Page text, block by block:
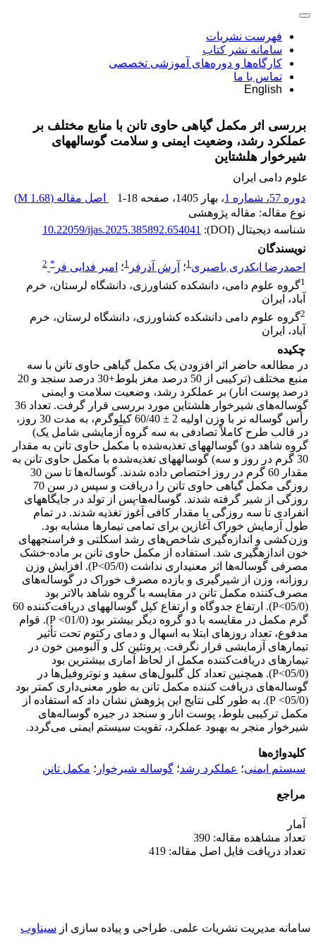
فهرست نشریات
سامانه نشر کتاب
کارگاه‌ها و دوره‌های آموزشی تخصصی
تماس با ما
English
بررسی اثر مکمل گیاهی حاوی تانن با منابع مختلف بر
عملکرد رشد، وضعیت ایمنی و سلامت گوساله‫های
شیرخوار هلشتاین‬
علوم دامی ایران
دوره 57، شماره 1
، بهار 1405 ، صفحه 1-18 اصل مقاله (1.68 M
)
نوع مقاله: مقاله پژوهشی
شناسه دیجیتال (DOI):
10.22059/ijas.2025.385892.654041
نویسندگان
احمدرضا ایکدری باصیری1؛ آرش آذرفر 1؛ امیر فدایی فر *
2
1گروه علوم دامی، دانشکده کشاورزی، دانشگاه لرستان، خرم
آباد، ایران
2گروه علوم دامی دانشکده کشاورزی، دانشگاه لرستان، خرم
آباد، ایران
چکیده
در مطالعه حاضر اثر افزودن یک مکمل گیاهی حاوی تانن با سه
منبع مختلف (ترکیبی از 50 درصد مغز بلوط+30 درصد سنجد و 20
درصد پوست انار) بر عملکرد رشد، وضعیت سلامت و ایمنی
گوساله‌های شیرخوار هلشتاین مورد بررسی قرار گرفت. تعداد 36
رأس گوساله نر با وزن اولیه 2 ± 60/40 کیلوگرم، به مدت 30 روز،
در قالب طرح کاملاً تصادفی به سه گروه آزمایشی شامل یک)
گروه شاهد دو) گوساله‫های تغذیه‌شده با مکمل حاوی تانن به مقدار
30 گرم در روز و سه) گوساله‫های تغذیه‌شده با مکمل حاوی تانن به
مقدار 60 گرم در روز اختصاص داده شدند. گوساله‌ها تا سن 30
روزگی مکمل گیاهی حاوی تانن را دریافت و سپس در سن 70
روزگی از شیر گرفته شدند. گوساله‌ها
پس از تولد در جایگاه‫های
انفرادی تا سه روزگی با مقدار کافی آغوز تغذیه شدند. در تمام
طول آزمایش خوراک آغازین برای تمامی تیمارها مشابه بود.
وزن‌کشی و اندازه‌گیری شاخص‌های رشد اسکلتی و فراسنجه‫های
خون اندازه‫گیری شد. استفاده از مکمل حاوی تانن بر ماده‫
خشک
مصرفی گوساله‌ها اثر معنی‫داری نداشت (05/0>P). افزایش وزن
روزانه، وزن از شیرگیری و بازده مصرف خوراک در گوساله‌های
مصرف‌کننده مکمل تانن در مقایسه با گروه شاهد بالاتر بود
(05/0>P). ارتفاع جدوگاه و ارتفاع کپل گوساله‫های دریافت‌کننده 60
گرم مکمل در مقایسه با دو گروه دیگر بیشتر بود (01/0> P). قوام
مدفوع، تعداد روزهای ابتلا به اسهال و دمای رکتوم تحت تأثیر
تیمارهای آزمایشی قرار نگرفت. پروتئین کل و آلبومین خون در
تیمارهای دریافت‌کننده مکمل از لحاظ آماری بیشترین بود
(05/0>P). همچنین تعداد کل گلبول‌های سفید و نوتروفیل‌ها در
گوساله‌های دریافت کننده مکمل تانن به طور معنی‌داری کمتر بود
(05/0> P). به طور کلی نتایج این پژوهش نشان داد که استفاده از
مکمل ترکیبی بلوط، پوست انار و سنجد در جیره گوساله‌های
شیرخوار منجر به بهبود عملکرد، تقویت سیستم ایمنی می‌گردد.
کلیدواژه‌ها
سیستم ایمنی؛ عملکرد رشد؛ گوساله شیرخوار ؛ مکمل تانن
مراجع
آمار
تعداد مشاهده مقاله: 390
تعداد دریافت فایل اصل مقاله: 419
سامانه مدیریت نشریات علمی. طراحی و پیاده سازی از سیناوب